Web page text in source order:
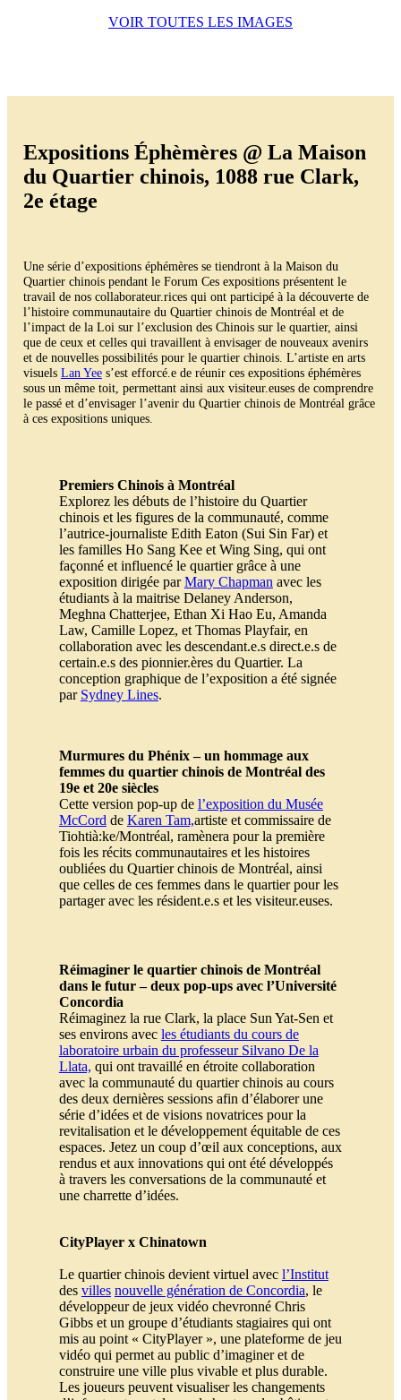
VOIR TOUTES LES IMAGES
Expositions Éphèmères @ La Maison
du Quartier chinois, 1088 rue Clark,
2e étage
Une série d’expositions éphémères se tiendront à la Maison du
Quartier chinois pendant le Forum Ces expositions présentent le
travail de nos collaborateur.rices qui ont participé à la découverte de
l’histoire communautaire du Quartier chinois de Montréal et de
l’impact de la Loi sur l’exclusion des Chinois sur le quartier, ainsi
que de ceux et celles qui travaillent à envisager de nouveaux avenirs
et de nouvelles possibilités pour le quartier chinois. L’artiste en arts
visuels Lan Yees’est efforcé.e de réunir ces expositions éphémères
sous un même toit, permettant ainsi aux visiteur.euses de comprendre
le passé et d’envisager l’avenir du Quartier chinois de Montréal grâce
à ces expositions uniques.
Premiers Chinois à Montréal
Explorez les débuts de l’histoire du Quartier
chinois et les figures de la communauté, comme
l’autrice-journaliste Edith Eaton (Sui Sin Far) et
les familles Ho Sang Kee et Wing Sing, qui ont
façonné et influencé le quartier grâce à une
exposition dirigée parMary Chapman avec les
étudiants à la maitrise Delaney Anderson,
Meghna Chatterjee, Ethan Xi Hao Eu, Amanda
Law, Camille Lopez, et Thomas Playfair, en
collaboration avec les descendant.e.s direct.e.s de
certain.e.s des pionnier.ères du Quartier. La
conception graphique de l’exposition a été signée
par Sydney Lines.
Murmures du Phénix – un hommage aux
femmes du quartier chinois de Montréal des
19e et 20e siècles
Cette version pop-up de l’exposition du Musée
McCord de Karen Tam,artiste et commissaire de
Tiohtià:ke/Montréal, ramènera pour la première
fois les récits communautaires et les histoires
oubliées du Quartier chinois de Montréal, ainsi
que celles de ces femmes dans le quartier pour les
partager avec les résident.e.s et les visiteur.euses.
Réimaginer le quartier chinois de Montréal
dans le futur – deux pop-ups avec l’Université
Concordia
Réimaginez la rue Clark, la place Sun Yat-Sen et
ses environs avec les étudiants du cours de
laboratoire urbain du professeur Silvano De la
Llata, qui ont travaillé en étroite collaboration
avec la communauté du quartier chinois au cours
des deux dernières sessions afin d’élaborer une
série d’idées et de visions novatrices pour la
revitalisation et le développement équitable de ces
espaces. Jetez un coup d’œil aux conceptions, aux
rendus et aux innovations qui ont été développés
à travers les conversations de la communauté et
une charrette d’idées.
CityPlayer x Chinatown
Le quartier chinois devient virtuel avec l’Institut
des villes nouvelle génération de Concordia, le
développeur de jeux vidéo chevronné Chris
Gibbs et un groupe d’étudiants stagiaires qui ont
mis au point « CityPlayer », une plateforme de jeu
vidéo qui permet au public d’imaginer et de
construire une ville plus vivable et plus durable.
Les joueurs peuvent visualiser les changements